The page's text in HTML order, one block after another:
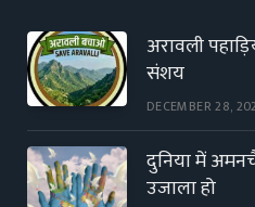
अरावली
संशय
DECEMBER 28,
दुनिया में
उजाला हो